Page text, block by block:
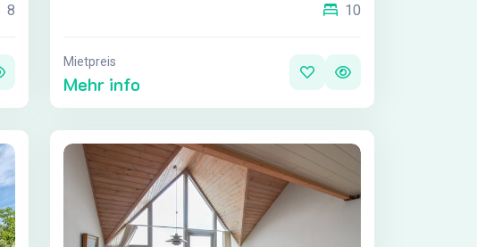
8 10
Mietpreis
Mehr info